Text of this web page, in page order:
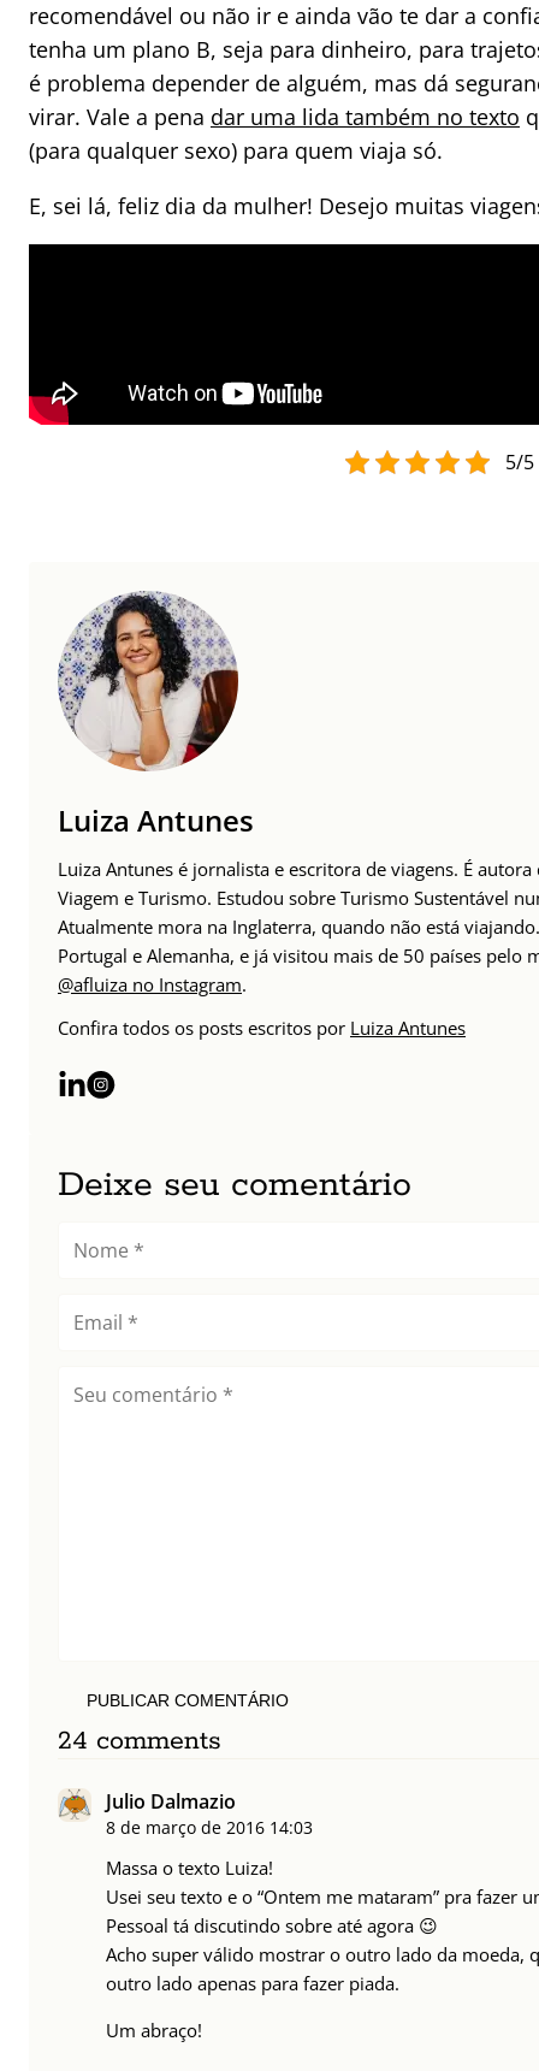
recomendável ou não ir e ainda vão te dar a
tenha um plano B, seja para dinheiro, para
é problema depender de alguém, mas dá
virar. Vale a pena dar uma lida também no texto
(para qualquer sexo) para quem viaja só.
E, sei lá, feliz dia da mulher! Desejo muitas
5/5
Luiza Antunes
Luiza Antunes é jornalista e escritora de viagens. É
Viagem e Turismo. Estudou sobre Turismo Sustentável
Atualmente mora na Inglaterra, quando não está
Portugal e Alemanha, e já visitou mais de 50 países pelo
@afluiza no Instagram.
Confira todos os posts escritos por Luiza Antunes
Deixe seu comentário
PUBLICAR COMENTÁRIO
24 comments
Julio Dalmazio
8 de março de 2016 14:03
Massa o texto Luiza!
Usei seu texto e o “Ontem me mataram” pra fazer
Pessoal tá discutindo sobre até agora 😉
Acho super válido mostrar o outro lado da moeda,
outro lado apenas para fazer piada.
Um abraço!